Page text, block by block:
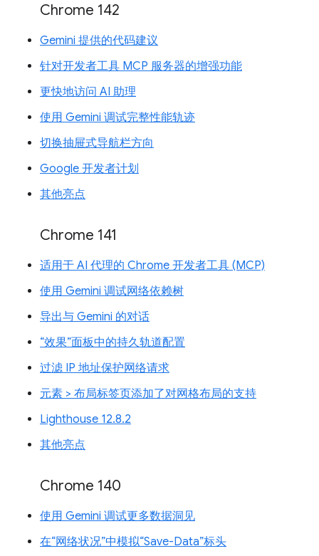
Chrome 142
Gemini 提供的代码建议
针对开发者工具 MCP 服务器的增强功能
更快地访问 AI 助理
使用 Gemini 调试完整性能轨迹
切换抽屉式导航栏方向
Google 开发者计划
其他亮点
Chrome 141
适用于 AI 代理的 Chrome 开发者工具 (MCP)
使用 Gemini 调试网络依赖树
导出与 Gemini 的对话
“效果”面板中的持久轨道配置
过滤 IP 地址保护网络请求
元素 > 布局标签页添加了对网格布局的支持
Lighthouse 12.8.2
其他亮点
Chrome 140
使用 Gemini 调试更多数据洞见
在“网络状况”中模拟“Save-Data”标头